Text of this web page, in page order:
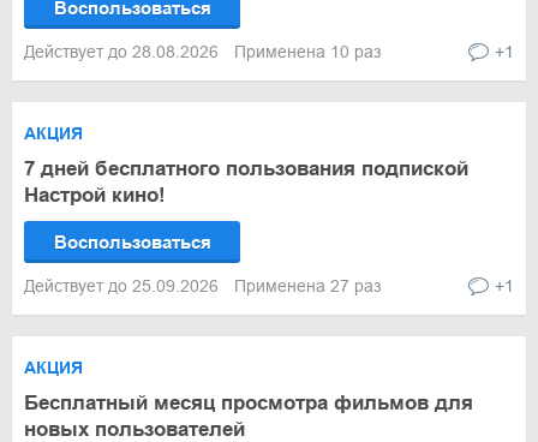
Воспользоваться
Действует до 28.08.2026 Применена 10 раз +1
АКЦИЯ
7 дней бесплатного пользования подпиской
Настрой кино!
Воспользоваться
Действует до 25.09.2026 Применена 27 раз +1
АКЦИЯ
Бесплатный месяц просмотра фильмов для
новых пользователей